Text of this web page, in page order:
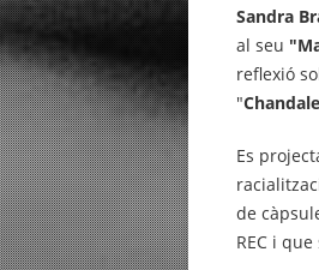
Sandra
al seu
reflexió
"
Es
de
REC i